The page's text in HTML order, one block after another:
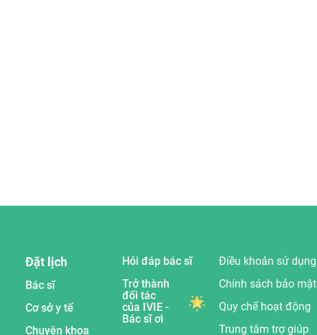
Đặt lịch
Bác sĩ
Cơ sở y tế
Chuyên khoa
Hỏi đáp bác sĩ
Trở thành
đối tác
của IVIE -
Bác sĩ ơi
Điều khoản sử dụng
Chính sách bảo mật
Quy chế hoạt động
Trung tâm trợ giúp